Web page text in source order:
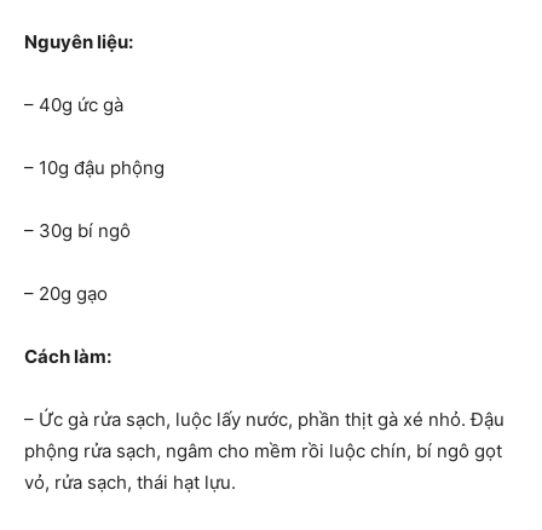
Nguyên liệu:
– 40g ức gà
– 10g đậu phộng
– 30g bí ngô
– 20g gạo
Cách làm:
– Ức gà rửa sạch, luộc lấy nước, phần thịt gà xé nhỏ. Đậu
phộng rửa sạch, ngâm cho mềm rồi luộc chín, bí ngô gọt
vỏ, rửa sạch, thái hạt lựu.